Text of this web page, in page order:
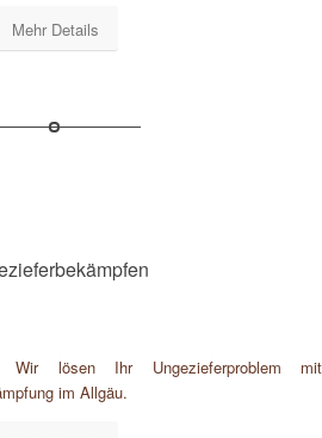
Mehr Details
Wir lösen Ihr Ungezieferproblem mit
im Allgäu.